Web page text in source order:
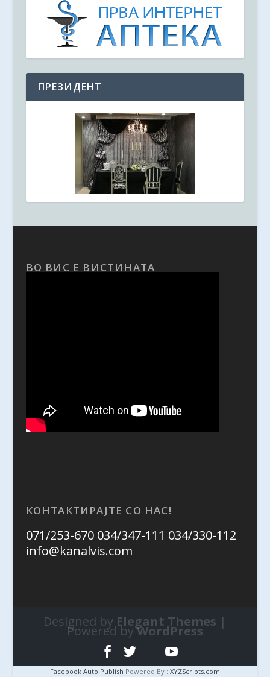
ПРЕЗИДЕНТ
ВО ВИС Е ВИСТИНАТА
КОНТАКТИРАЈТЕ СО НАС!
071/253-670 034/347-111 034/330-112
info@kanalvis.com
Designed by Elegant Themes |
Powered byWordPress
Facebook Auto Publish Powered By : XYZScripts.com